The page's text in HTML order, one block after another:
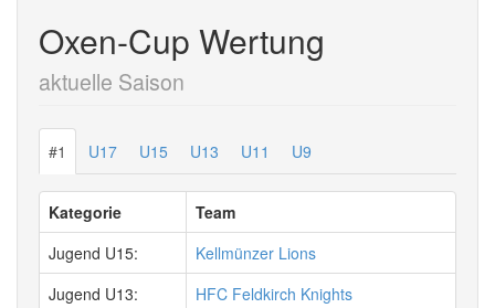
Oxen-Cup Wertung
aktuelle Saison
#1 U17 U15 U13 U11 U9
Kategorie
Team
Jugend U15:
Kellmünzer Lions
Jugend U13:
HFC Feldkirch Knights